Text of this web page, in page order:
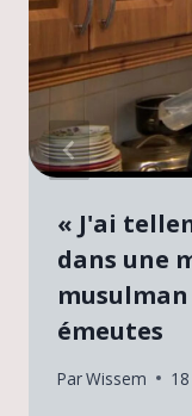
« J'ai
dans une
émeutes
ParWissem